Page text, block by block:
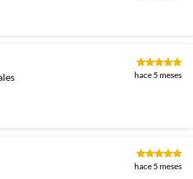
hace 5 meses
hace 5 meses